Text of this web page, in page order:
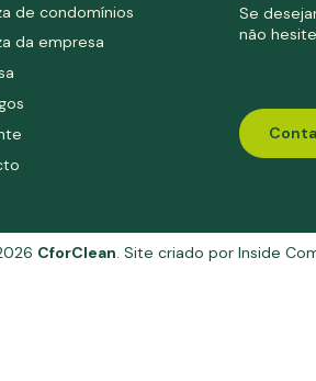
de condomínios
da empresa
Se
não
CforClean. Site criado porInside